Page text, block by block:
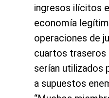
ingresos ilícitos
economía
operaciones de
cuartos traseros
serían utilizados
a supuestos